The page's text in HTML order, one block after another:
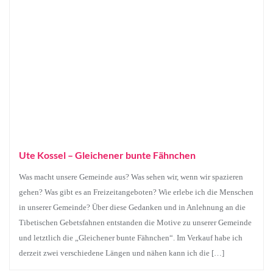
Ute Kossel – Gleichener bunte Fähnchen
Was macht unsere Gemeinde aus? Was sehen wir, wenn wir spazieren
gehen? Was gibt es an Freizeitangeboten? Wie erlebe ich die Menschen
in unserer Gemeinde? Über diese Gedanken und in Anlehnung an die
Tibetischen Gebetsfahnen entstanden die Motive zu unserer Gemeinde
und letztlich die „Gleichener bunte Fähnchen“. Im Verkauf habe ich
derzeit zwei verschiedene Längen und nähen kann ich die […]